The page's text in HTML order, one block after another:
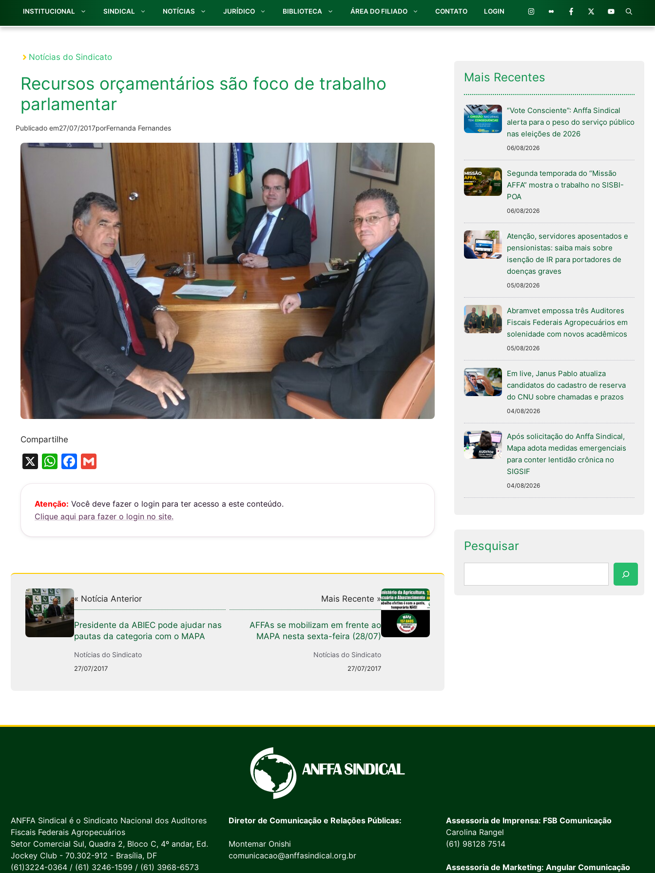
INSTITUCIONAL SINDICAL NOTÍCIAS JURÍDICO BIBLIOTECA ÁREA DO FILIADO CONTATO LOGIN
Notícias do Sindicato
Recursos orçamentários são foco de trabalho
parlamentar
Publicado em27/07/2017porFernanda Fernandes
Compartilhe
X
W
s
A
p
F
e
b
o
k
l
Atenção: Você deve fazer o login para ter acesso a este conteúdo.
Clique aqui para fazer o login no site.
« Notícia Anterior
Presidente da ABIEC pode ajudar nas
pautas da categoria com o MAPA
Notícias do Sindicato
27/07/2017
Mais Recente »
AFFAs se mobilizam em frente ao
MAPA nesta sexta-feira (28/07)
Notícias do Sindicato
27/07/2017
Mais Recentes
“Vote Consciente”: Anffa Sindical
alerta para o peso do serviço público
nas eleições de 2026
06/08/2026
Segunda temporada do “Missão
AFFA” mostra o trabalho no SISBI-
POA
06/08/2026
Atenção, servidores aposentados e
pensionistas: saiba mais sobre
isenção de IR para portadores de
doenças graves
05/08/2026
Abramvet empossa três Auditores
Fiscais Federais Agropecuários em
solenidade com novos acadêmicos
05/08/2026
Em live, Janus Pablo atualiza
candidatos do cadastro de reserva
do CNU sobre chamadas e prazos
04/08/2026
Após solicitação do Anffa Sindical,
Mapa adota medidas emergenciais
para conter lentidão crônica no
SIGSIF
04/08/2026
Pesquisar
ANFFA Sindical é o Sindicato Nacional dos Auditores
Fiscais Federais Agropecuários
Setor Comercial Sul, Quadra 2, Bloco C, 4º andar, Ed.
Jockey Club - 70.302-912 - Brasília, DF
(61)3224-0364 / (61) 3246-1599 / (61) 3968-6573
Diretor de Comunicação e Relações Públicas:
Montemar Onishi
comunicacao@anffasindical.org.br
Assessoria de Imprensa: FSB Comunicação
Carolina Rangel
(61) 98128 7514
Assessoria de Marketing: Angular Comunicação